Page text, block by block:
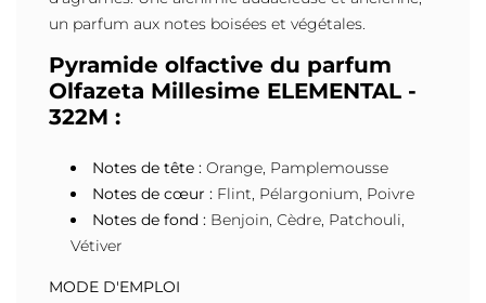
un parfum aux notes boisées et végétales.
Pyramide olfactive du parfum
Olfazeta Millesime ELEMENTAL -
322M :
Notes de tête : Orange, Pamplemousse
Notes de cœur : Flint, Pélargonium, Poivre
Notes de fond : Benjoin, Cèdre, Patchouli,
Vétiver
MODE D'EMPLOI